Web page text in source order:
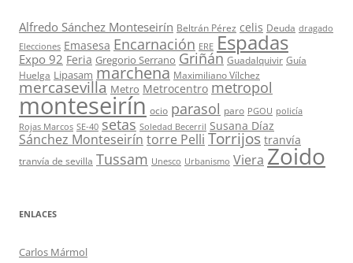
Alfredo Sánchez Monteseirín Beltrán Pérez celis Deuda dragado
Elecciones Emasesa Encarnación ERE Espadas
Expo 92 Feria Gregorio Serrano Griñán Guadalquivir Guía
Huelga Lipasam marchena Maximiliano Vílchez
mercasevilla Metro Metrocentro metropol
monteseirín ocio parasol paro PGOU policía
Rojas Marcos SE-40 setas Soledad Becerril Susana Díaz
Sánchez Monteseirín torre Pelli Torrijos tranvía
tranvía de sevilla Tussam Unesco Urbanismo Viera Zoido
ENLACES
Carlos Mármol